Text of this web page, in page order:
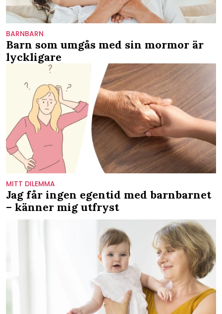
BARNBARN
Barn som umgås med sin mormor är
lyckligare
MITT DILEMMA
Jag får ingen egentid med barnbarnet
– känner mig utfryst